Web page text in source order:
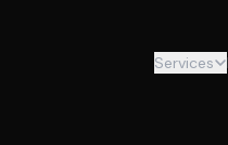
Services